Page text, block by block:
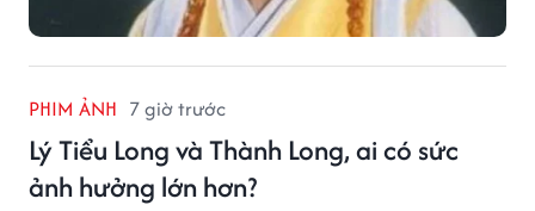
PHIM ẢNH 7 giờ trước
Lý Tiểu Long và Thành Long, ai có sức
ảnh hưởng lớn hơn?